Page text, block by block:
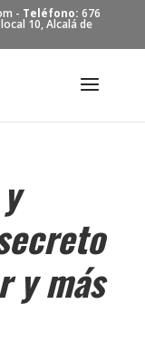
- Teléfono: 676
10, Alcalá de
y más